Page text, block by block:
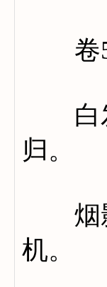
卷
白发
归。
烟影
机。